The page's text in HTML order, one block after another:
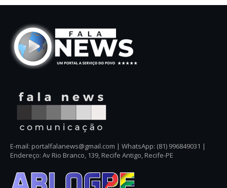
E-mail: portalfalanews@gmail.com | WhatsApp: (81) 996849031 |
Endereço: Av Rio Branco, 139, Recife Antigo, Recife-PE